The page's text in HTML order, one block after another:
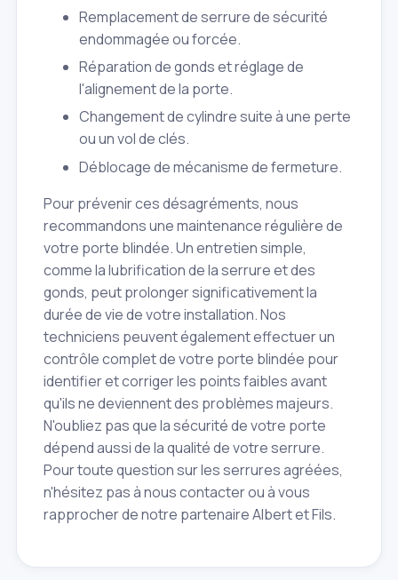
Remplacement de serrure de sécurité
endommagée ou forcée.
Réparation de gonds et réglage de
l'alignement de la porte.
Changement de cylindre suite à une perte
ou un vol de clés.
Déblocage de mécanisme de fermeture.
Pour prévenir ces désagréments, nous
recommandons une maintenance régulière de
votre porte blindée. Un entretien simple,
comme la lubrification de la serrure et des
gonds, peut prolonger significativement la
durée de vie de votre installation. Nos
techniciens peuvent également effectuer un
contrôle complet de votre porte blindée pour
identifier et corriger les points faibles avant
qu'ils ne deviennent des problèmes majeurs.
N'oubliez pas que la sécurité de votre porte
dépend aussi de la qualité de votre serrure.
Pour toute question sur les serrures agréées,
n'hésitez pas à nous contacter ou à vous
rapprocher de notre partenaire Albert et Fils.